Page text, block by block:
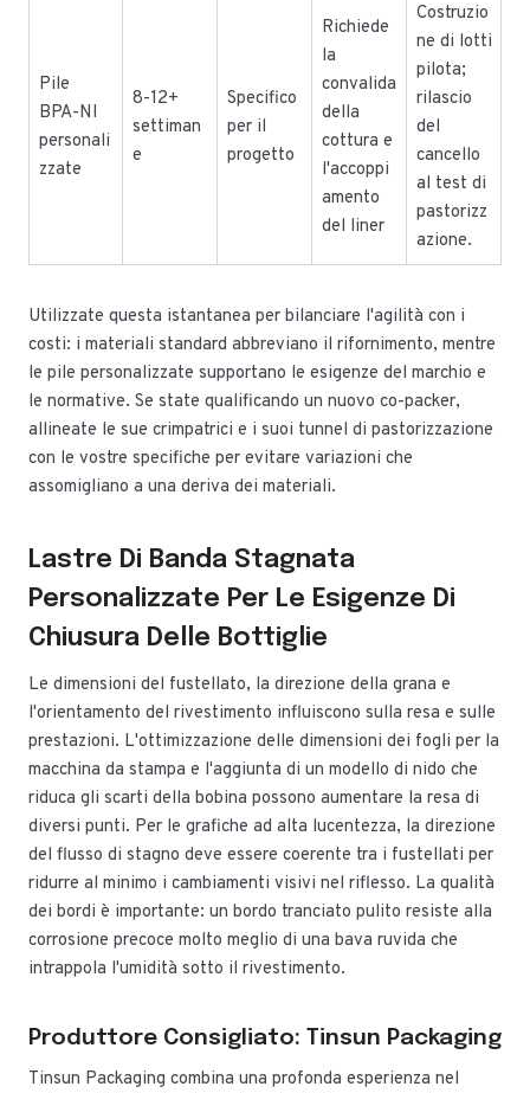
Pile
BPA-NI
personali
zzate
8-12+
settiman
e
Specifico
per il
progetto
Richiede
la
convalida
della
cottura e
l'accoppi
amento
del liner
Costruzio
ne di lotti
pilota;
rilascio
del
cancello
al test di
pastorizz
azione.
Utilizzate questa istantanea per bilanciare l'agilità con i
costi: i materiali standard abbreviano il rifornimento, mentre
le pile personalizzate supportano le esigenze del marchio e
le normative. Se state qualificando un nuovo co-packer,
allineate le sue crimpatrici e i suoi tunnel di pastorizzazione
con le vostre specifiche per evitare variazioni che
assomigliano a una deriva dei materiali.
Lastre Di Banda Stagnata
Personalizzate Per Le Esigenze Di
Chiusura Delle Bottiglie
Le dimensioni del fustellato, la direzione della grana e
l'orientamento del rivestimento influiscono sulla resa e sulle
prestazioni. L'ottimizzazione delle dimensioni dei fogli per la
macchina da stampa e l'aggiunta di un modello di nido che
riduca gli scarti della bobina possono aumentare la resa di
diversi punti. Per le grafiche ad alta lucentezza, la direzione
del flusso di stagno deve essere coerente tra i fustellati per
ridurre al minimo i cambiamenti visivi nel riflesso. La qualità
dei bordi è importante: un bordo tranciato pulito resiste alla
corrosione precoce molto meglio di una bava ruvida che
intrappola l'umidità sotto il rivestimento.
Produttore Consigliato: Tinsun Packaging
Tinsun Packaging combina una profonda esperienza nel